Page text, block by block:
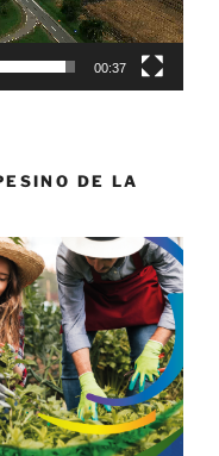
00:37
DE LA